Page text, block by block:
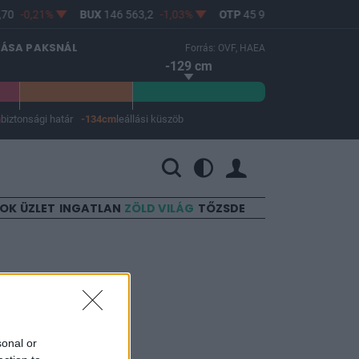
or
-0,21% BUX146 563,2 -1,03% OTP45 900
PAKSNÁL Forrás: OVF, HAEA
-129 cm
biztonsági határ -134cm leállási küszöb
ÜZLET INGATLAN ZÖLD VILÁG TŐZSDE
- Itt az